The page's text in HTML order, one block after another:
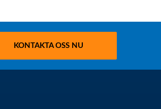
KONTAKTA OSS NU